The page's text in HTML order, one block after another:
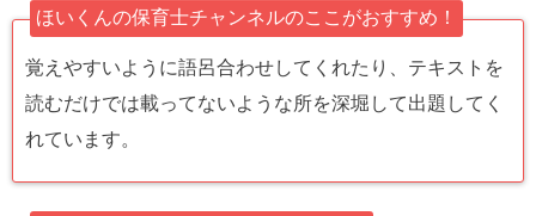
ほいくんの保育士チャンネルのここがおすすめ！
覚えやすいように語呂合わせしてくれたり、テキストを
読むだけでは載ってないような所を深堀して出題してく
れています。